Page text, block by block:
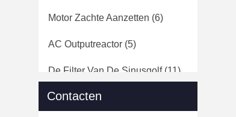
Motor Zachte Aanzetten (6)
AC Outputreactor (5)
De Filter Van De Sinusgolf(11)
Gelijkstroom-
Voltagespanningsverhoger(8)
Contacten